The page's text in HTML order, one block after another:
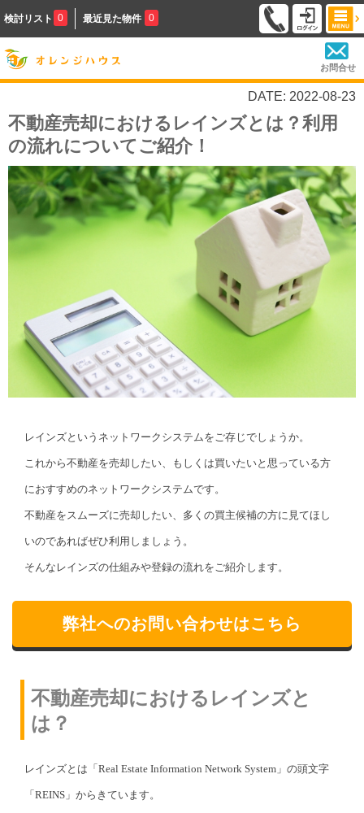
検討リスト 0 最近見た物件 0
お問合せ
DATE: 2022-08-23
不動産売却におけるレインズとは？利用
の流れについてご紹介！
レインズというネットワークシステムをご存じでしょうか。
これから不動産を売却したい、もしくは買いたいと思っている方
におすすめのネットワークシステムです。
不動産をスムーズに売却したい、多くの買主候補の方に見てほし
いのであればぜひ利用しましょう。
そんなレインズの仕組みや登録の流れをご紹介します。
弊社へのお問い合わせはこちら
不動産売却におけるレインズと
は？
レインズとは「Real Estate Information Network System」の頭文字
「REINS」からきています。